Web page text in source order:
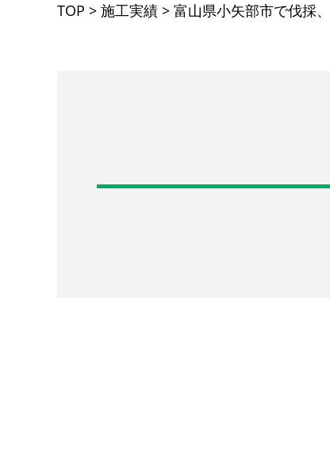
TOP > 施工実績 > 富山県小矢部市で伐採